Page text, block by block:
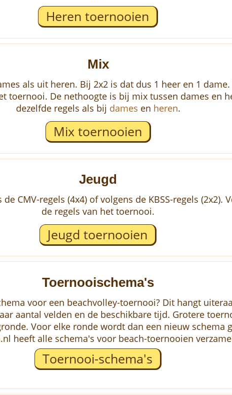
Heren toernooien
Mix
als uit heren. Bij 2x2 is dat dus 1 heer en 1
toernooi. De nethoogte is bij mix tussen dames en
dezelfde regels als bij dames en heren.
Mix toernooien
Jeugd
CMV-regels (4x4) of volgens de KBSS-regels (2x2).
de regels van het toernooi.
Jeugd toernooien
Toernooischema's
voor een beachvolley-toernooi? Dit hangt
aantal velden en de beschikbare tijd. Grotere
Voor elke ronde wordt dan een nieuw schema
heeft alle schema's voor beach-toernooien
Toernooi-schema's